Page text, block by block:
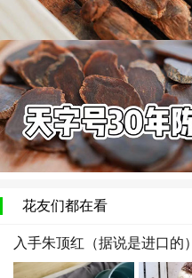
花友们都在看
入手朱顶红（据说是进口的）